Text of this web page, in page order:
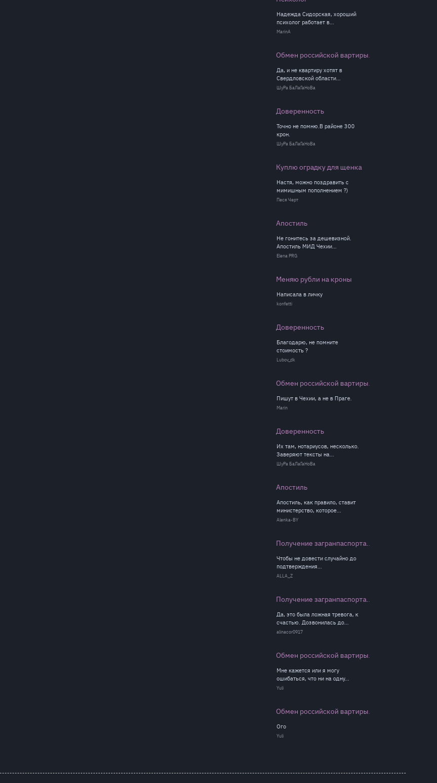
Надежда Сидорская, хороший
психолог работает в...
MarinА
Обмен российской вартиры...
Да, и не квартиру хотят в
Свердловской области...
ШуРа БаЛаГаНоВа
Доверенность
Точно не помню.В районе 300
крон.
ШуРа БаЛаГаНоВа
Куплю оградку для щенка
Настя, можно поздравить с
мимишным пополнением ?)
Песя Черт
Апостиль
Не гонитесь за дешевизной.
Апостиль МИД Чехии...
Elena PRG
Меняю рубли на кроны
Написала в личку
konfetti
Доверенность
Благодарю, не помните
стоимость ?
Lubov_dk
Обмен российской вартиры...
Пишут в Чехии, а не в Праге.
Marin
Доверенность
Их там, нотариусов, несколько.
Заверяют тексты на...
ШуРа БаЛаГаНоВа
Апостиль
Апостиль, как правило, ставит
министерство, которое...
Alenka-BY
Получение загранпаспорта...
Чтобы не довести случайно до
подтверждения...
ALLA_Z
Получение загранпаспорта...
Да, это была ложная тревога, к
счастью. Дозвонилась до...
alinacor0917
Обмен российской вартиры...
Мне кажется или я могу
ошибаться, что ни на одну...
Yuli
Обмен российской вартиры...
Ого
Yuli